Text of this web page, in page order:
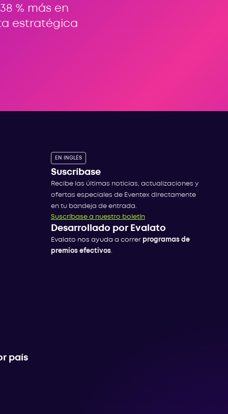
% más en
estratégica
país
EN INGLÉS
Suscríbase
Recibe las últimas noticias, actualizaciones y
ofertas especiales de Eventex directamente
en tu bandeja de entrada.
Suscríbase a nuestro boletín
Desarrollado por Evalato
Evalato nos ayuda a correr programas de
premios efectivos.